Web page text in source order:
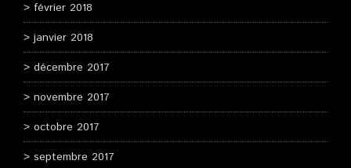
février 2018
janvier 2018
décembre 2017
novembre 2017
octobre 2017
septembre 2017